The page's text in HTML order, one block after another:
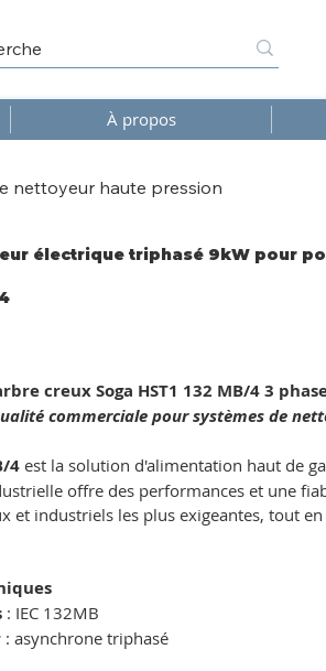
À propos
nettoyeur haute pression
électrique triphasé 9kW pour
creux Soga HST1 132 MB/4 3
commerciale pour systèmes de
4est la solution d'alimentation haut de
offre des performances et une
et industriels les plus exigeantes, tout
: IEC 132MB
: asynchrone triphasé